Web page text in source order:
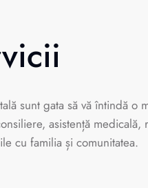
sunt gata să vă întindă o
asistență medicală,
cu familia și comunitatea.